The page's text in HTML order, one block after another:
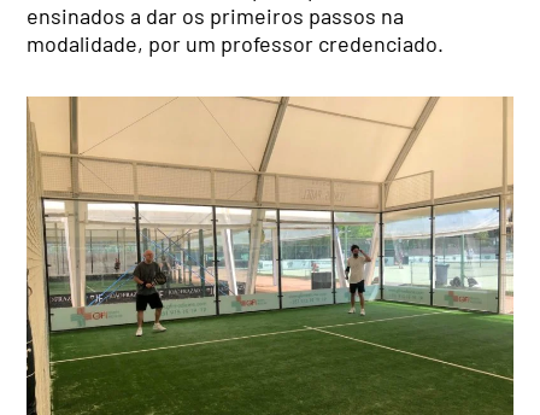
ensinados a dar os primeiros passos na
modalidade, por um professor credenciado.